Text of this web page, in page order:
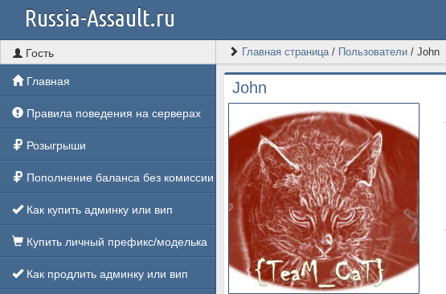
Russia-Assault.ru
Гость
Главная
Правила поведения на серверах
Розыгрыши
Пополнение баланса без комиссии
Как купить админку или вип
Купить личный префикс/моделька
Как продлить админку или вип
Главная страница/ Пользователи/ John
John